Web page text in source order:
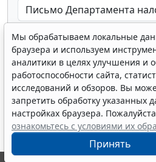
Показать все
Мы обрабатываем локальные
браузера и используем
аналитики в целях улучшения и
работоспособности сайта,
исследований и обзоров. Вы
запретить обработку указанных
настройках браузера.
ознакомьтесь с условиями их
Принять